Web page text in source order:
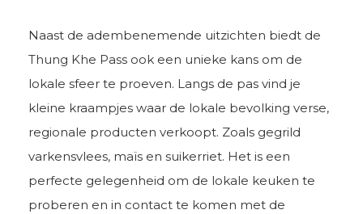
Naast de adembenemende uitzichten biedt de
Thung Khe Pass ook een unieke kans om de
lokale sfeer te proeven. Langs de pas vind je
kleine kraampjes waar de lokale bevolking verse,
regionale producten verkoopt. Zoals gegrild
varkensvlees, maïs en suikerriet. Het is een
perfecte gelegenheid om de lokale keuken te
proberen en in contact te komen met de